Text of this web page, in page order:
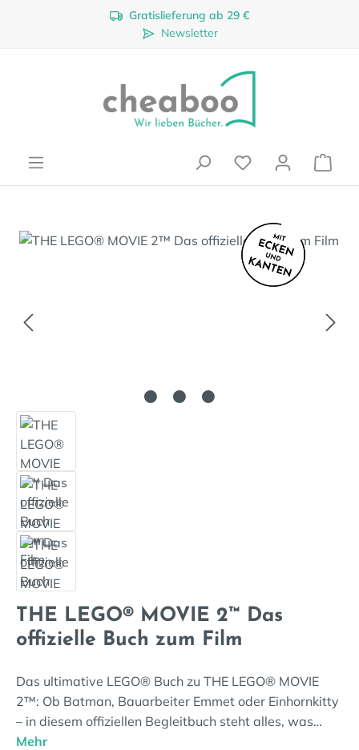
Zum Hauptinhalt springenGratislieferung ab 29 €
Newsletter
Bildergalerie überspringen
THE LEGO® MOVIE 2™ Das
offizielle Buch zum Film
Das ultimative LEGO® Buch zu THE LEGO® MOVIE
2™: Ob Batman, Bauarbeiter Emmet oder Einhornkitty
– in diesem offiziellen Begleitbuch steht alles, was…
Mehr